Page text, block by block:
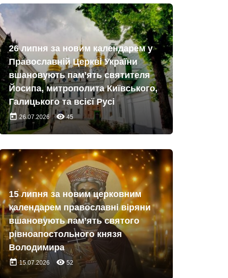
26 липня за новим календарем у
Православній Церкві України
вшановують пам’ять святителя
Йосипа, митрополита Київського,
Галицького та всієї Русі
today 26.07.2026 remove_red_eye45
15 липня за новим церковним
календарем православні віряни
вшановують пам’ять святого
рівноапостольного князя
Володимира
today 15.07.2026 remove_red_eye 52